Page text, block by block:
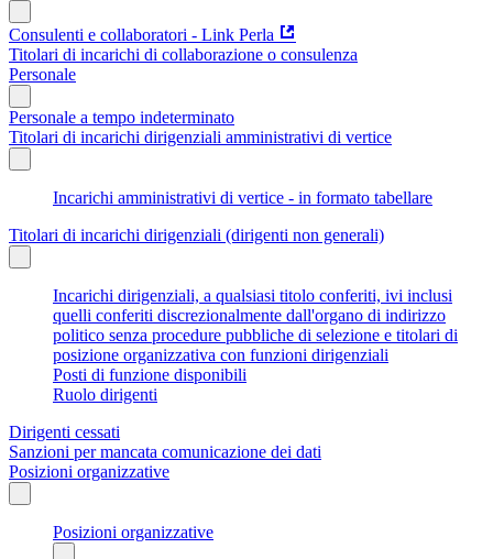
Consulenti e collaboratori - Link Perla
Titolari di incarichi di collaborazione o consulenza
Personale
Personale a tempo indeterminato
Titolari di incarichi dirigenziali amministrativi di vertice
Incarichi amministrativi di vertice - in formato tabellare
Titolari di incarichi dirigenziali (dirigenti non generali)
Incarichi dirigenziali, a qualsiasi titolo conferiti, ivi inclusi
quelli conferiti discrezionalmente dall'organo di indirizzo
politico senza procedure pubbliche di selezione e titolari di
posizione organizzativa con funzioni dirigenziali
Posti di funzione disponibili
Ruolo dirigenti
Dirigenti cessati
Sanzioni per mancata comunicazione dei dati
Posizioni organizzative
Posizioni organizzative